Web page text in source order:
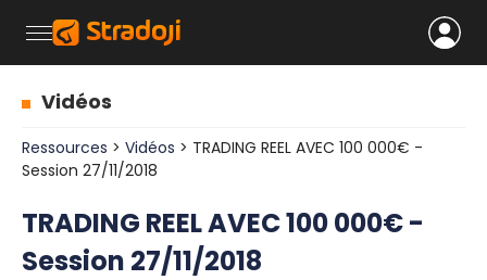
Vidéos
Ressources > Vidéos > TRADING REEL AVEC 100 000€ -
Session 27/11/2018
TRADING REEL AVEC 100 000€ -
Session 27/11/2018